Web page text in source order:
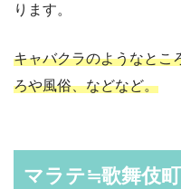
ります。
キャバクラのようなとこ
ろや風俗、などなど。
マラテ≒歌舞伎町